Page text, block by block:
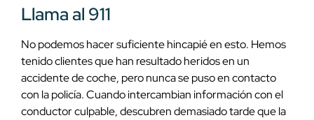
Llama al 911
No podemos hacer suficiente hincapié en esto. Hemos
tenido clientes que han resultado heridos en un
accidente de coche, pero nunca se puso en contacto
con la policía. Cuando intercambian información con el
conductor culpable, descubren demasiado tarde que la